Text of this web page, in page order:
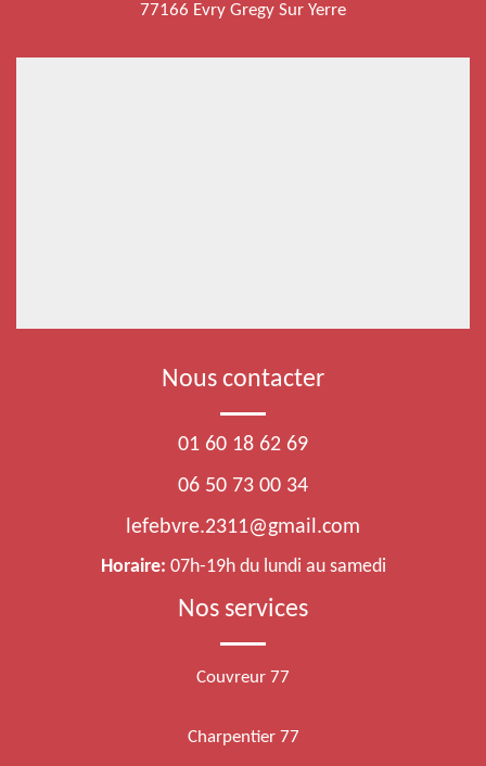
77166 Evry Gregy Sur Yerre
Nous contacter
01 60 18 62 69
06 50 73 00 34
lefebvre.2311@gmail.com
Horaire: 07h-19h du lundi au samedi
Nos services
Couvreur 77
Charpentier 77